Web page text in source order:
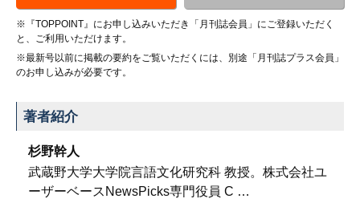
※『TOPPOINT』にお申し込みいただき「月刊誌会員」にご登録いただく
と、ご利用いただけます。
※最新号以前に掲載の要約をご覧いただくには、別途「月刊誌プラス会員」
のお申し込みが必要です。
著者紹介
杉野幹人
武蔵野大学大学院言語文化研究科 教授。株式会社ユ
ーザーベースNewsPicks専門役員 C …